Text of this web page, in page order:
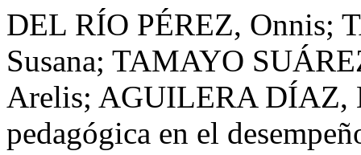
DEL RÍO PÉREZ, Onnis;
Susana; TAMAYO
Arelis; AGUILERA DÍAZ,
pedagógica en el